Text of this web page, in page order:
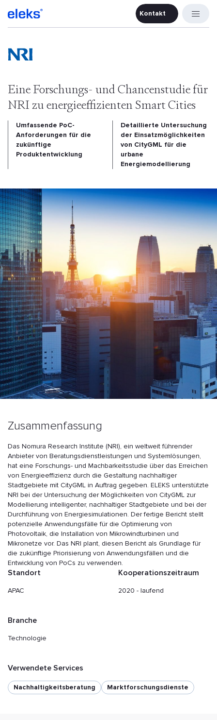
Kontakt
Kontakt
Eine Forschungs- und Chancenstudie für
NRI zu energieeffizienten Smart Cities
Umfassende PoC-
Anforderungen für die
zukünftige
Produktentwicklung
Detaillierte Untersuchung
der Einsatzmöglichkeiten
von CityGML für die
urbane
Energiemodellierung
Zusammenfassung
Das Nomura Research Institute (NRI), ein weltweit führender
Anbieter von Beratungsdienstleistungen und Systemlösungen,
hat eine Forschungs- und Machbarkeitsstudie über das Erreichen
von Energieeffizienz durch die Gestaltung nachhaltiger
Stadtgebiete mit CityGML in Auftrag gegeben. ELEKS unterstützte
NRI bei der Untersuchung der Möglichkeiten von CityGML zur
Modellierung intelligenter, nachhaltiger Stadtgebiete und bei der
Durchführung von Energiesimulationen. Der fertige Bericht stellt
potenzielle Anwendungsfälle für die Optimierung von
Photovoltaik, die Installation von Mikrowindturbinen und
Mikronetze vor. Das NRI plant, diesen Bericht als Grundlage für
die zukünftige Priorisierung von Anwendungsfällen und die
Entwicklung von PoCs zu verwenden.
Standort
APAC
Kooperationszeitraum
2020 - laufend
Verwendete Services
Nachhaltigkeitsberatung Marktforschungs­dienste
Branche
Technologie